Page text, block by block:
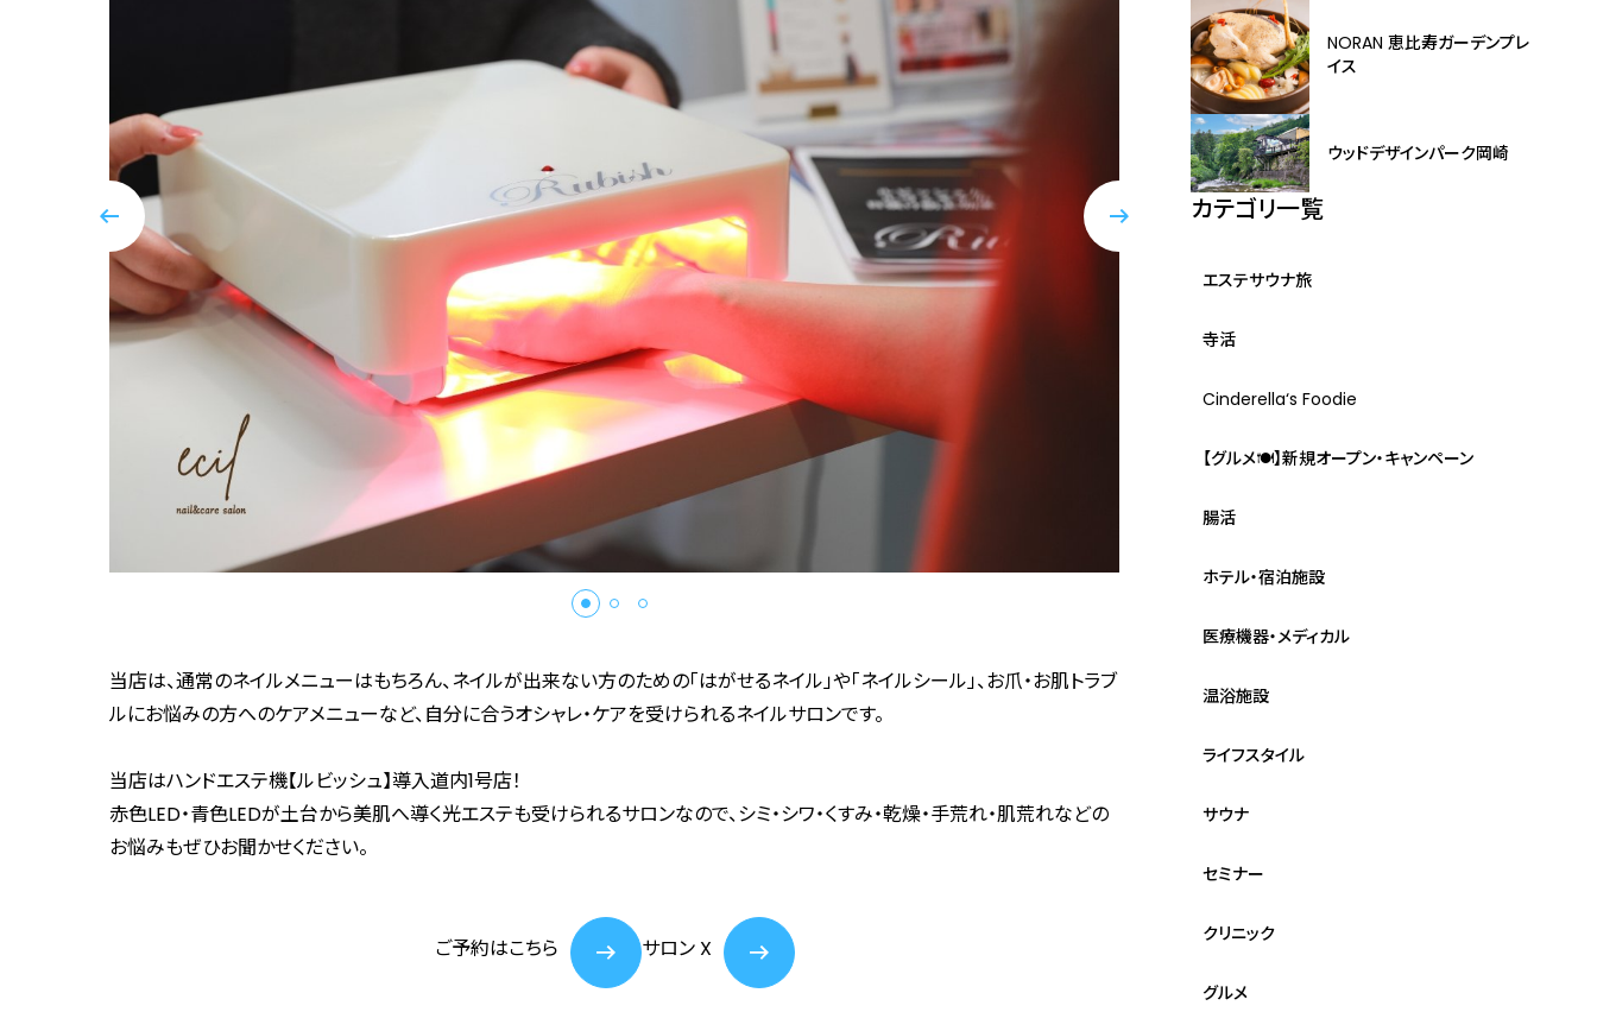
当店は、通常のネイルメニューはもちろん、ネイルが出来ない方のための「はがせるネイル」や「ネイルシール」、お爪・お肌トラブ
ルにお悩みの方へのケアメニューなど、自分に合うオシャレ・ケアを受けられるネイルサロンです。
当店はハンドエステ機【ルビッシュ】導入道内1号店！
赤色LED・青色LEDが土台から美肌へ導く光エステも受けられるサロンなので、シミ・シワ・くすみ・乾燥・手荒れ・肌荒れなどの
お悩みもぜひお聞かせください。
ご予約はこちら サロン X
NORAN 恵比寿ガーデンプレ
イス
ウッドデザインパーク岡崎
カテゴリ一覧
エステサウナ旅
寺活
Cinderella‘s Foodie
【グルメ🍽】新規オープン・キャンペーン
腸活
ホテル・宿泊施設
医療機器・メディカル
温浴施設
ライフスタイル
サウナ
セミナー
クリニック
グルメ